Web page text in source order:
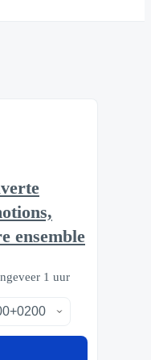
ensemble
1 uur